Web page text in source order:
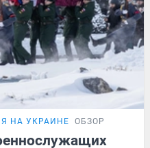
НА УКРАИНЕ ОБЗОР